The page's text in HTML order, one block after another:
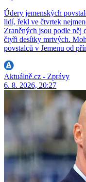
Údery jemenských
lidí, řekl ve čtvrtek
Zraněných jsou podle něj
čtyři desítky mrtvých.
povstalců v Jemenu od
Aktuálně.cz - Zprávy
6. 8. 2026, 20:27